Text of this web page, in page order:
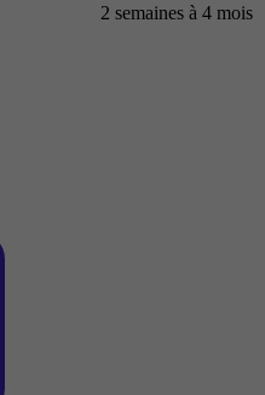
2 semaines à 4 mois